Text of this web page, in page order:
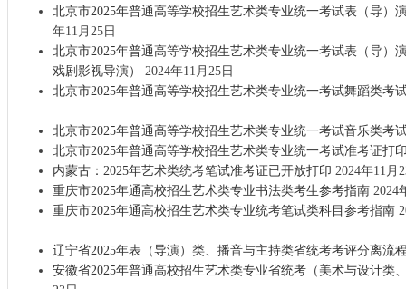
北京市2025年普通高等学校招生艺术类专业统一考试表（导）
年11月25日
北京市2025年普通高等学校招生艺术类专业统一考试表（导）
戏剧影视导演）
2024年11月25日
北京市2025年普通高等学校招生艺术类专业统一考试舞蹈类考
北京市2025年普通高等学校招生艺术类专业统一考试音乐类考
北京市2025年普通高等学校招生艺术类专业统一考试准考证打
内蒙古：2025年艺术类统考笔试准考证已开放打印 2024年11月
重庆市2025年通高校招生艺术类专业书法类考生参考指南2024
重庆市2025年通高校招生艺术类专业统考笔试类科目参考指南
辽宁省2025年表（导演）类、播音与主持类省统考考评分离流
安徽省2025年普通高校招生艺术类专业省统考（美术与设计类